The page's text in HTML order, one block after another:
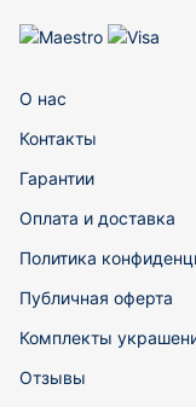
О нас
Контакты
Гарантии
Оплата и доставка
Политика
Публичная оферта
Комплекты
Отзывы